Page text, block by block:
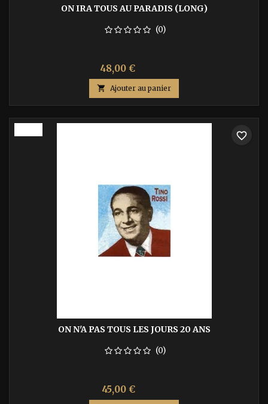
ON IRA TOUS AU PARADIS (LONG)
(0)
Prix
48,00 €
base
 Ajouter au panier
ON N'A PAS TOUS LES JOURS 20 ANS
(0)
Prix
45,00 €
favorite_border